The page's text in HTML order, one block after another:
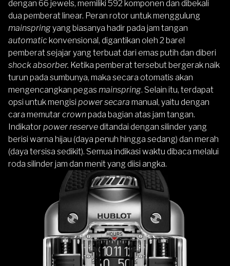
dengan 66 jewels, memiliki 592 komponen dan dibekali
dua pemberat linear. Peran rotor untuk menggulung
mainspringyang biasanya hadir pada jam tangan
automatic konvensional, digantikan oleh 2 barel
pemberat sejajar yang terbuat dari emas putih dan diberi
shock absorber. Ketika pemberat tersebut bergerak naik
turun pada sumbunya, maka secara otomatis akan
mengencangkan pegasmainspring. Selain itu, terdapat
opsi untuk mengisi power secara manual, yaitu dengan
cara memutar crownpada bagian atas jam tangan.
Indikator power reserveditandai dengan silinder yang
berisi warna hijau (daya penuh hingga sedang) dan merah
(daya tersisa sedikit). Semua indikasi waktu dibaca melalui
roda silinder jam dan menit yang diisi angka.